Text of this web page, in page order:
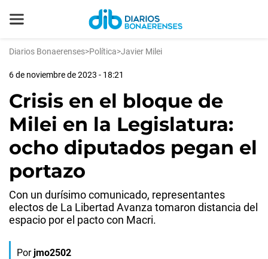
Diarios Bonaerenses>Política>Javier Milei
6 de noviembre de 2023 - 18:21
Crisis en el bloque de
Milei en la Legislatura:
ocho diputados pegan el
portazo
Con un durísimo comunicado, representantes
electos de La Libertad Avanza tomaron distancia del
espacio por el pacto con Macri.
Por jmo2502